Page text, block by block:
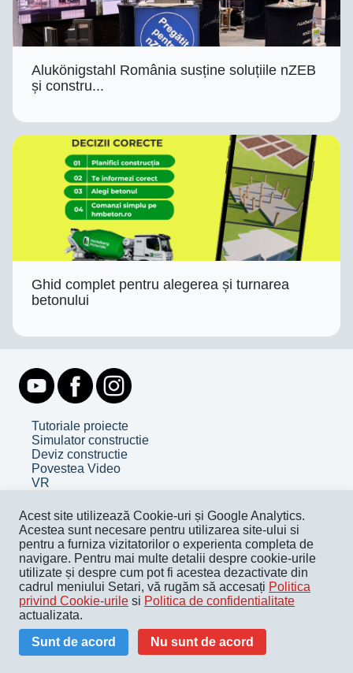
Alukönigstahl România susține soluțiile nZEB
și constru...
Ghid complet pentru alegerea și turnarea
betonului
Tutoriale proiecte
Simulator constructie
Deviz constructie
Povestea Video
VR
Despre noi
Contact
Facebook
Youtube
Termeni și condiții
Politica de confidențialitate
Politica de cookie
Pentru companii
© Copyright Academia de Construcții - 2024
Acest site utilizează Cookie-uri și Google Analytics.
Acestea sunt necesare pentru utilizarea site-ului si
pentru a furniza vizitatorilor o experienta completa de
navigare. Pentru mai multe detalii despre cookie-urile
utilizate și despre cum pot fi acestea dezactivate din
cadrul meniului Setari, vă rugăm să accesați Politica
privind Cookie-urile si Politica de confidentialitate
actualizata.
Sunt de acord
Nu sunt de acord